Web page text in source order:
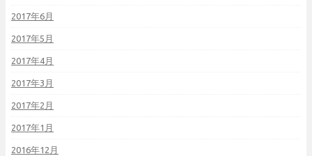
2017年6月
2017年5月
2017年4月
2017年3月
2017年2月
2017年1月
2016年12月